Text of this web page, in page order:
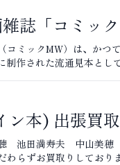
誌「コミッ
コミックMW）は、か
制作された流通見本と
ン本) 出張買
池田満寿夫 中山美穂
だわらずお買取りし